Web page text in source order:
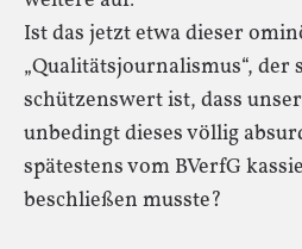
Ist das jetzt etwa dieser
„Qualitätsjournalismus“, der
schützenswert ist, dass
unbedingt dieses völlig
spätestens vom BVerfG
beschließen musste?